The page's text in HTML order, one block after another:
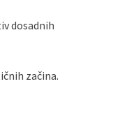
dosadnih
začina.